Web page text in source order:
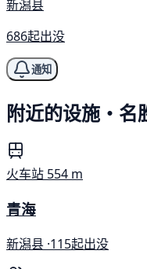
新潟县
686起出没
通知
附近的设施・名
火车站 554 m
青海
新潟县 ·115起出没